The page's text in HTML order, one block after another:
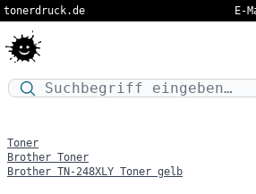
tonerdruck.de E-
Druckermodell oder Produktnamen
Toner
Brother Toner
Brother TN-248XLY Toner gelb